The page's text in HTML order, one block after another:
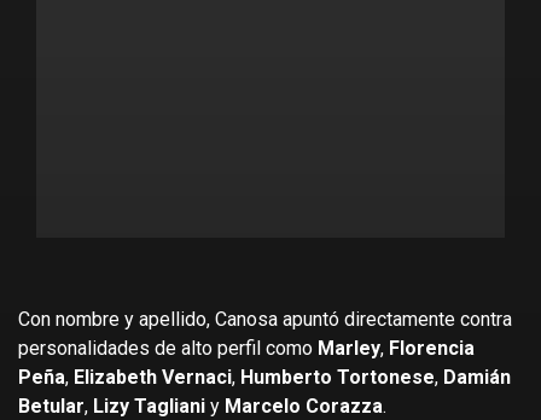
Con nombre y apellido, Canosa apuntó directamente contra
personalidades de alto perfil como Marley, Florencia
Peña, Elizabeth Vernaci, Humberto Tortonese, Damián
Betular, Lizy Tagliani y Marcelo Corazza.